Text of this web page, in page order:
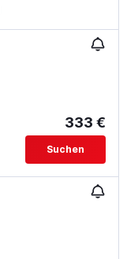
333 €
Suchen